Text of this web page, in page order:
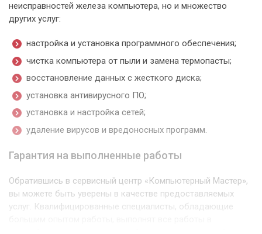
неисправностей железа компьютера, но и множество
других услуг:
настройка и установка программного обеспечения;
чистка компьютера от пыли и замена термопасты;
восстановление данных с жесткого диска;
установка антивирусного ПО;
установка и настройка сетей;
удаление вирусов и вредоносных программ.
Гарантия на выполненные работы
Обратившись в сервисный центр «Компьютерный Мастер»,
вы можете быть уверены в качестве предоставляемых
услуг. Квалифицированные специалисты, обладающие